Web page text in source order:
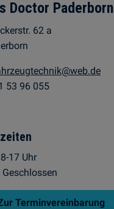
Doctor Paderborn
62 a
53 96 055
17 Uhr
Geschlossen
Terminvereinbarung